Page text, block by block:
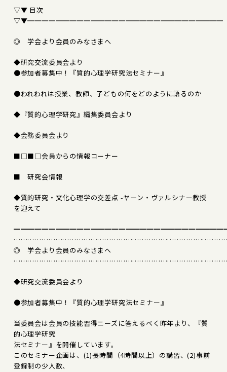
▽▼ 目次
▽▼━━━━━━━━━━━━━━━━━━━━━━━━━━━━
◎ 学会より会員のみなさまへ
◆研究交流委員会より
●参加者募集中！『質的心理学研究法セミナー』
●われわれは授業、教師、子どもの何をどのように語るのか
◆『質的心理学研究』編集委員会より
◆会務委員会より
■□■□会員からの情報コーナー
■ 研究会情報
◆質的研究・文化心理学の交差点 -ヤーン・ヴァルシナー教授
を迎えて
◎ 学会より会員のみなさまへ
◆研究交流委員会より
●参加者募集中！『質的心理学研究法セミナー』
当委員会は会員の技能習得ニーズに答えるべく昨年より、『質
的心理学研究
法セミナー』を開催しています。
このセミナー企画は、(1)長時間（4時間以上）の講習、(2)事前
登録制の少人数、